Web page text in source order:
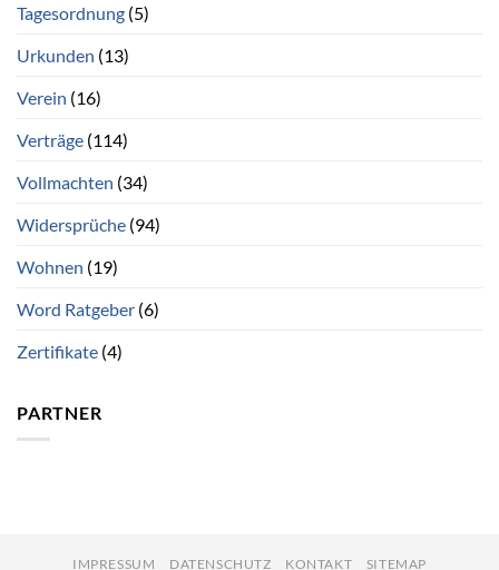
Tagesordnung (5)
Urkunden (13)
Verein (16)
Verträge (114)
Vollmachten (34)
Widersprüche (94)
Wohnen (19)
Word Ratgeber (6)
Zertifikate (4)
PARTNER
IMPRESSUM DATENSCHUTZ KONTAKT SITEMAP